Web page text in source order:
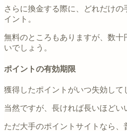
さらに換金する際に、どれだけ
イント。
無料のところもありますが、数十
いでしょう。
ポイントの有効期限
獲得したポイントがいつ失効して
当然ですが、長ければ長いほどい
ただ大手のポイントサイトなら